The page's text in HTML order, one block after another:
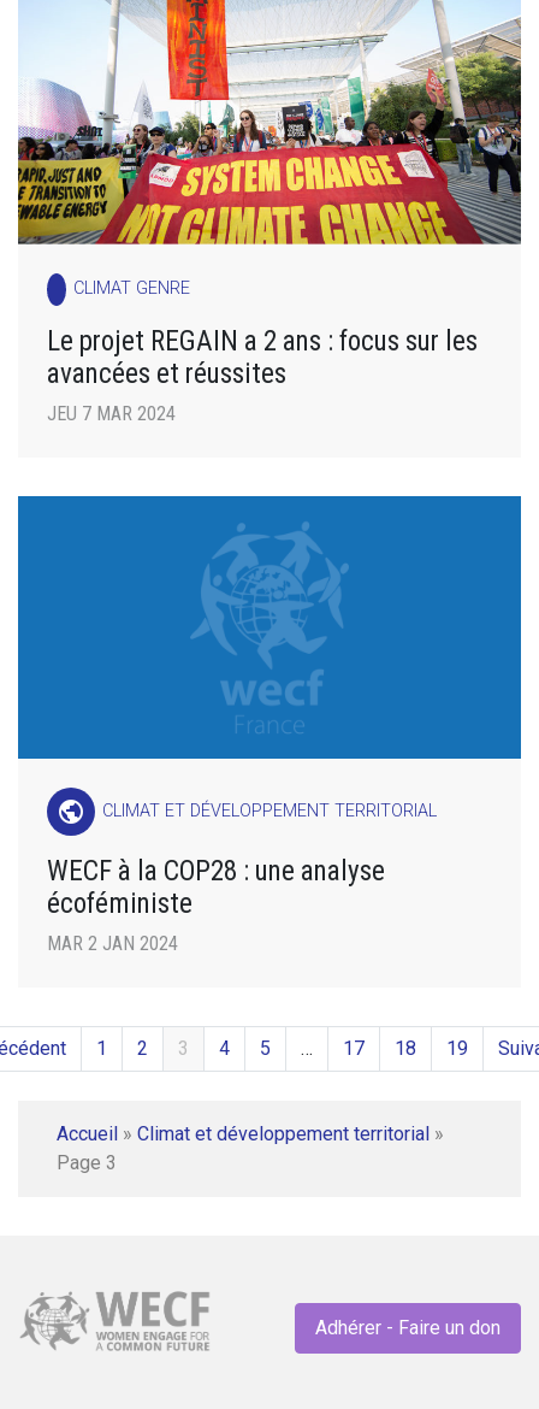
CLIMAT GENRE
Le projet REGAIN a 2 ans : focus sur les
avancées et réussites
JEU 7 MAR 2024
public CLIMAT ET DÉVELOPPEMENT TERRITORIAL
WECF à la COP28 : une analyse
écoféministe
MAR 2 JAN 2024
1 2 3 4 5 … 17 18 19
Accueil » Climat et développement territorial »
Page 3
Adhérer - Faire un don